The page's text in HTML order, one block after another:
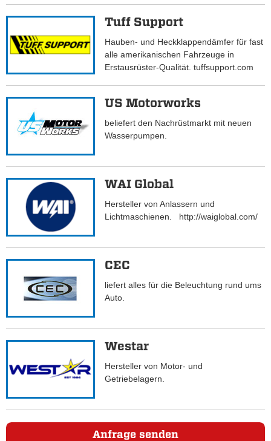
Tuff Support
Hauben- und Heckklappendämfer für fast
alle amerikanischen Fahrzeuge in
Erstausrüster-Qualität. tuffsupport.com
US Motorworks
beliefert den Nachrüstmarkt mit neuen
Wasserpumpen.
WAI Global
Hersteller von Anlassern und
Lichtmaschienen. http://waiglobal.com/
CEC
liefert alles für die Beleuchtung rund ums
Auto.
Westar
Hersteller von Motor- und
Getriebelagern.
Anfrage senden